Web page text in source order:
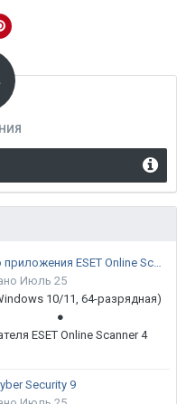
Новая версия бесплатного приложения ESET Online Scanner доступна пользователям
Июль 25
10/11, 64-разрядная)
ESET Online Scanner 4
Security 9